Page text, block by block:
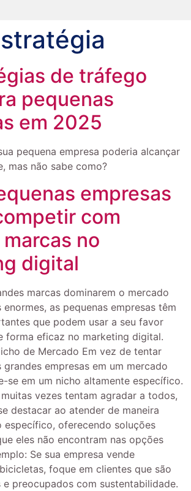
de tráfego
pequenas
em 2025
pequena empresa poderia alcançar
mas não sabe como?
empresas
com
no
digital
marcas dominarem o mercado
as pequenas empresas têm
que podem usar a seu favor
forma eficaz no marketing digital.
de Mercado Em vez de tentar
empresas em um mercado
se em um nicho altamente específico.
vezes tentam agradar a todos,
destacar ao atender de maneira
específico, oferecendo soluções
eles não encontram nas opções
Se sua empresa vende
foque em clientes que são
preocupados com sustentabilidade.